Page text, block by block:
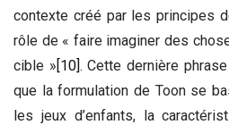
contexte créé par les principes
rôle de « faire imaginer des
cible »[10]. Cette dernière
que la formulation de Toon se
les jeux d’enfants, la